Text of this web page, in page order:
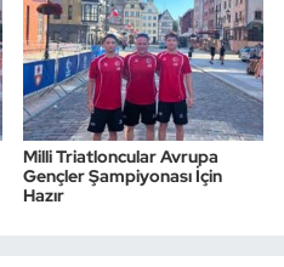
Milli Triatloncular Avrupa
Gençler Şampiyonası İçin
Hazır